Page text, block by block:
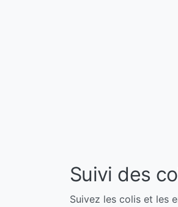
Suivi des
Suivez les colis et les